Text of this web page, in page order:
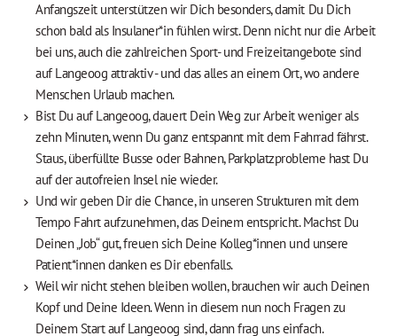
Anfangszeit unterstützen wir Dich besonders, damit Du Dich
schon bald als Insulaner*in fühlen wirst. Denn nicht nur die Arbeit
bei uns, auch die zahlreichen Sport- und Freizeitangebote sind
auf Langeoog attraktiv - und das alles an einem Ort, wo andere
Menschen Urlaub machen.
Bist Du auf Langeoog, dauert Dein Weg zur Arbeit weniger als
zehn Minuten, wenn Du ganz entspannt mit dem Fahrrad fährst.
Staus, überfüllte Busse oder Bahnen, Parkplatzprobleme hast Du
auf der autofreien Insel nie wieder.
Und wir geben Dir die Chance, in unseren Strukturen mit dem
Tempo Fahrt aufzunehmen, das Deinem entspricht. Machst Du
Deinen „Job“ gut, freuen sich Deine Kolleg*innen und unsere
Patient*innen danken es Dir ebenfalls.
Weil wir nicht stehen bleiben wollen, brauchen wir auch Deinen
Kopf und Deine Ideen. Wenn in diesem nun noch Fragen zu
Deinem Start auf Langeoog sind, dann frag uns einfach.